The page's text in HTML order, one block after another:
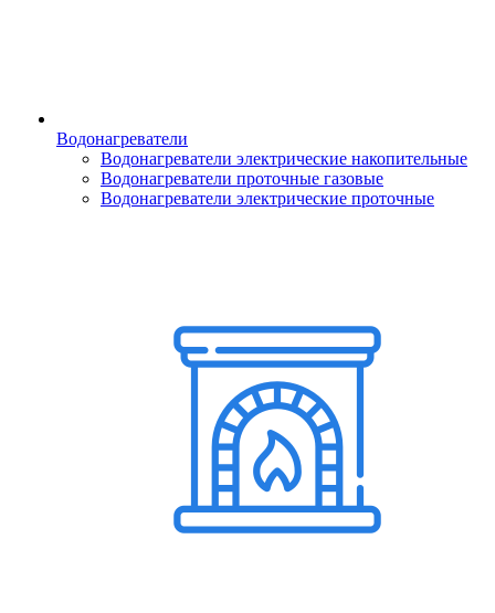
Водонагреватели
Водонагреватели электрические накопительные
Водонагреватели проточные газовые
Водонагреватели электрические проточные